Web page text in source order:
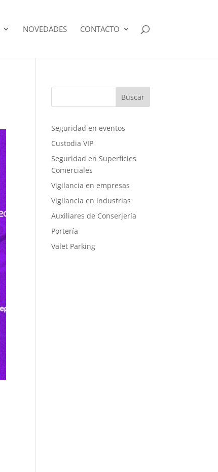
NOVEDADES CONTACTO
Buscar
Seguridad en eventos
Custodia VIP
Seguridad en Superficies
Comerciales
Vigilancia en empresas
Vigilancia en industrias
Auxiliares de Conserjería
Portería
Valet Parking